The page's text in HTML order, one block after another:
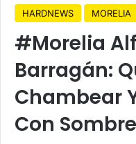
HARDNEWS MORELIA
#Morelia
Barragán:
Chambear
Con